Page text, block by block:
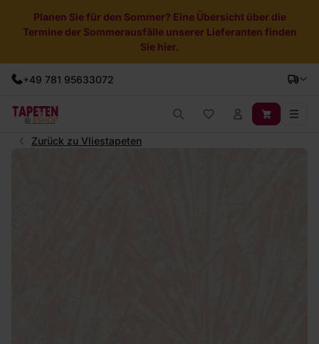
Planen Sie für den Sommer? Eine Übersicht über die
Termine der Sommerausfälle unserer Lieferanten finden
Sie hier.
+49 781 95633072
Zurück zu Vliestapeten